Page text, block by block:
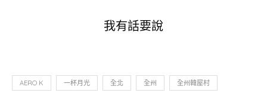
我有話要說
AERO K 一杯月光 全北 全州 全州韓屋村